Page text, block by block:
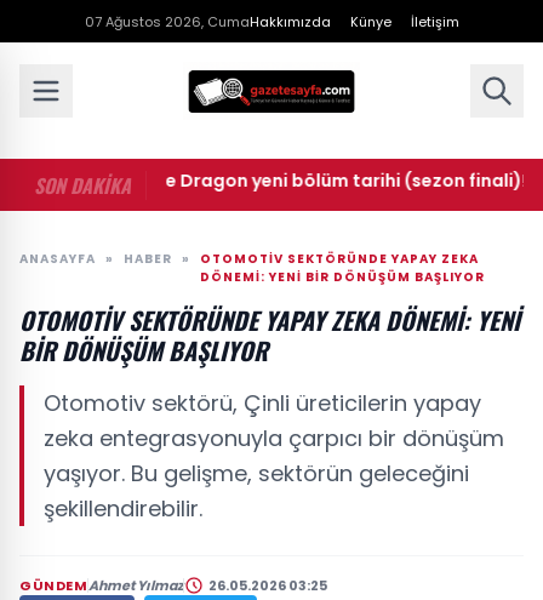
07 Ağustos 2026, CumaHakkımızda Künye İletişim
SON DAKİKA
House of the Dragon yeni bölüm tarihi (sezon finali)!
ANASAYFA » HABER »
OTOMOTIV SEKTÖRÜNDE YAPAY ZEKA
DÖNEMI: YENI BIR DÖNÜŞÜM BAŞLIYOR
OTOMOTIV SEKTÖRÜNDE YAPAY ZEKA DÖNEMI: YENI
BIR DÖNÜŞÜM BAŞLIYOR
Otomotiv sektörü, Çinli üreticilerin yapay
zeka entegrasyonuyla çarpıcı bir dönüşüm
yaşıyor. Bu gelişme, sektörün geleceğini
şekillendirebilir.
GÜNDEMAhmet Yılmaz 26.05.2026 03:25